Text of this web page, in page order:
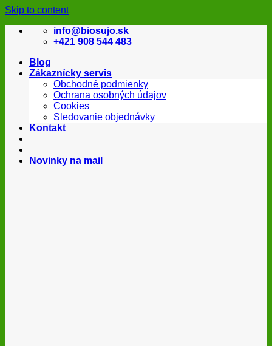
Skip to content
info@biosujo.sk
+421 908 544 483
Blog
Zákaznícky servis
Obchodné podmienky
Ochrana osobných údajov
Cookies
Sledovanie objednávky
Kontakt
Novinky na mail